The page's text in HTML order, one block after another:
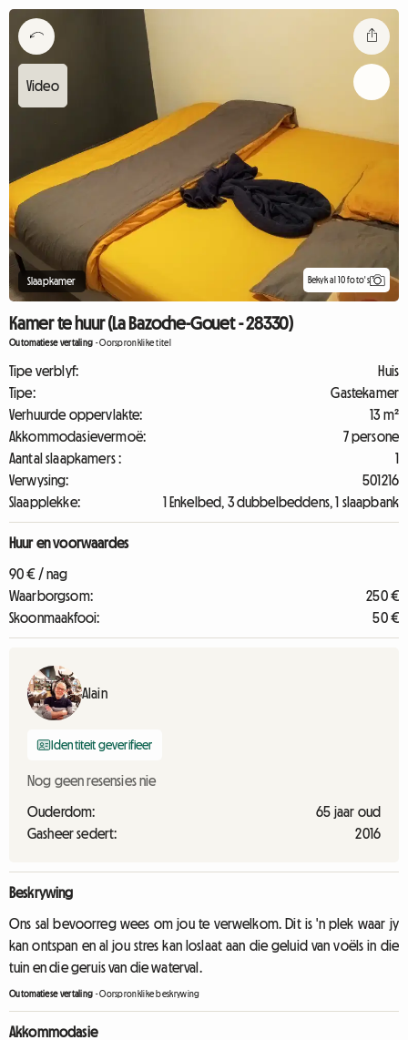
Slaapkamer Bekyk al 10 foto's
Kamer te huur (La Bazoche-Gouet - 28330)
Outomatiese vertaling -Oorspronklike titel
Tipe verblyf:
Huis
Tipe:
Gastekamer
Verhuurde oppervlakte:
13 m²
Akkommodasievermoë:
7 persone
Aantal slaapkamers :
1
Verwysing:
501216
Slaapplekke:
1 Enkelbed, 3 dubbelbeddens, 1 slaapbank
Huur en voorwaardes
90 € / nag
Waarborgsom:
250 €
Skoonmaakfooi:
50 €
Alain
Identiteit geverifieer
Nog geen resensies nie
Ouderdom:
65 jaar oud
Gasheer sedert:
2016
Beskrywing
Ons sal bevoorreg wees om jou te verwelkom. Dit is 'n plek waar jy
kan ontspan en al jou stres kan loslaat aan die geluid van voëls in die
tuin en die geruis van die waterval.
Outomatiese vertaling -Oorspronklike beskrywing
Akkommodasie